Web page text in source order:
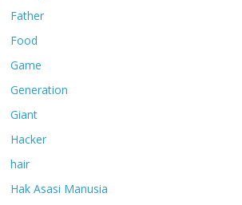
Father
Food
Game
Generation
Giant
Hacker
hair
Hak Asasi Manusia